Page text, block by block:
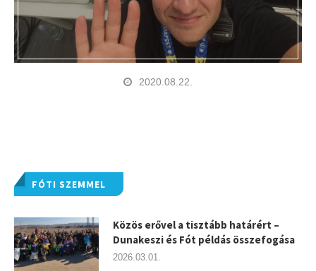
2020.08.22.
FÓTI SZEMMEL
Közös erővel a tisztább határért –
Dunakeszi és Fót példás összefogása
2026.03.01.